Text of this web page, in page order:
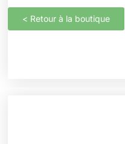
< Retour à la boutique